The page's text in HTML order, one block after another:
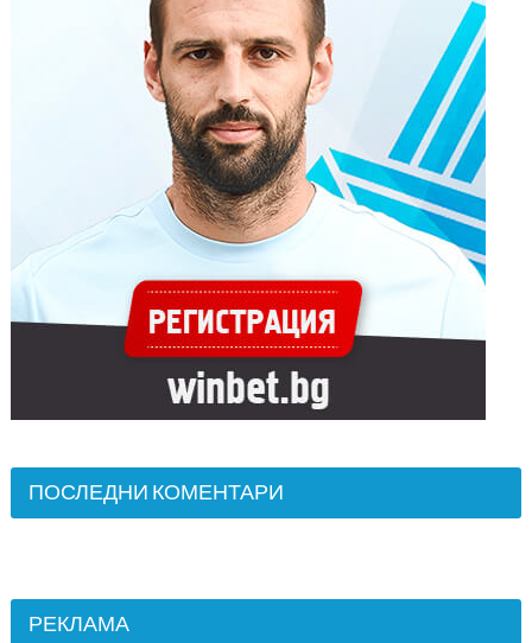
ПОСЛЕДНИ КОМЕНТАРИ
РЕКЛАМА